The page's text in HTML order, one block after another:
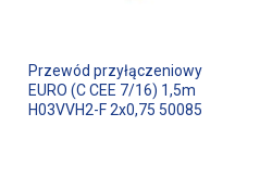
Przewód przyłączeniowy
EURO (C CEE 7/16) 1,5m
H03VVH2-F 2x0,75 50085